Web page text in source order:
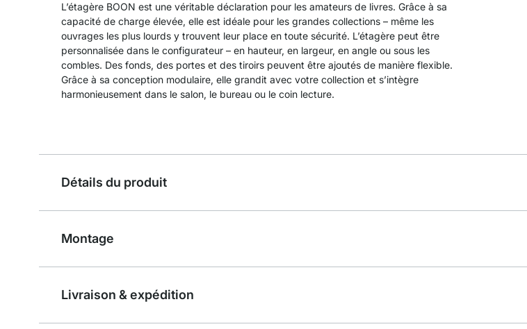
L’étagère BOON est une véritable déclaration pour les amateurs de livres. Grâce à sa
capacité de charge élevée, elle est idéale pour les grandes collections – même les
ouvrages les plus lourds y trouvent leur place en toute sécurité. L’étagère peut être
personnalisée dans le configurateur – en hauteur, en largeur, en angle ou sous les
combles. Des fonds, des portes et des tiroirs peuvent être ajoutés de manière flexible.
Grâce à sa conception modulaire, elle grandit avec votre collection et s’intègre
harmonieusement dans le salon, le bureau ou le coin lecture.
Détails du produit
Montage
Livraison & expédition